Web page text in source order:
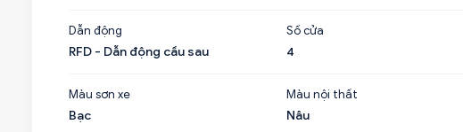
Dẫn động
RFD - Dẫn động cầu sau
Số cửa
4
Màu sơn xe
Bạc
Màu nội thất
Nâu